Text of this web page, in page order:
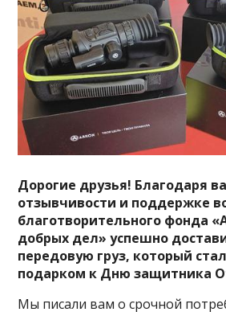
Дорогие друзья! Благодаря
отзывчивости и поддержке
благотворительного фонда
добрых дел» успешно
передовую груз, который
подарком к Дню защитника
Мы писали вам о срочной